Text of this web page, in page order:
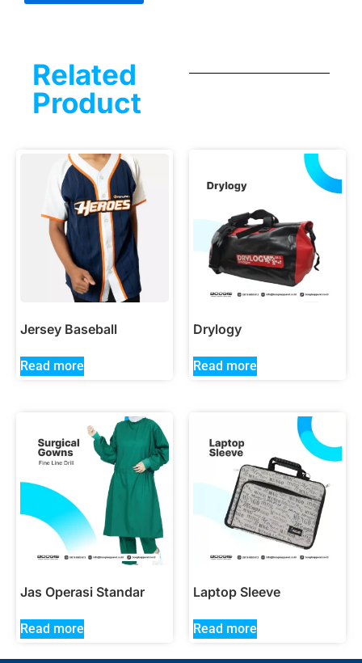
Related
Product
Jersey Baseball
Read more
Drylogy
Read more
Jas Operasi Standar
Read more
Laptop Sleeve
Read more